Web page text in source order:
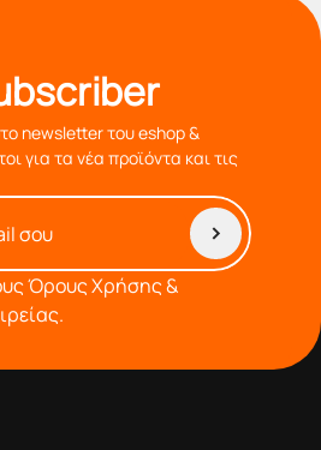
newsletter του eshop &
για τα νέα προϊόντα και τις
Όρους Χρήσης &